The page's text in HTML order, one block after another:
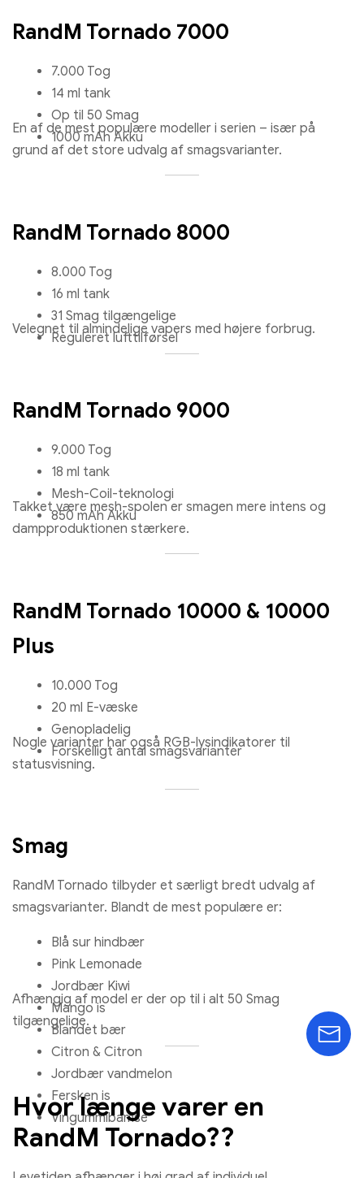
RandM Tornado 7000
7.000 Tog
14 ml tank
Op til 50 Smag
1000 mAh Akku
En af de mest populære modeller i serien – især på
grund af det store udvalg af smagsvarianter.
RandM Tornado 8000
8.000 Tog
16 ml tank
31 Smag tilgængelige
Reguleret lufttilførsel
Velegnet til almindelige vapers med højere forbrug.
RandM Tornado 9000
9.000 Tog
18 ml tank
Mesh-Coil-teknologi
850 mAh Akku
Takket være mesh-spolen er smagen mere intens og
dampproduktionen stærkere.
RandM Tornado 10000 & 10000
Plus
10.000 Tog
20 ml E-væske
Genopladelig
Forskelligt antal smagsvarianter
Nogle varianter har også RGB-lysindikatorer til
statusvisning.
Smag
RandM Tornado tilbyder et særligt bredt udvalg af
smagsvarianter. Blandt de mest populære er:
Blå sur hindbær
Pink Lemonade
Jordbær Kiwi
Mango is
Blandet bær
Citron & Citron
Jordbær vandmelon
Fersken is
Vingummibamse
Afhængig af model er der op til i alt 50 Smag
tilgængelige.
Hvor længe varer en
RandM Tornado??